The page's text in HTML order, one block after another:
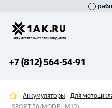
+7 (812) 564-54-91
Аккумуляторы Для
Гатчина